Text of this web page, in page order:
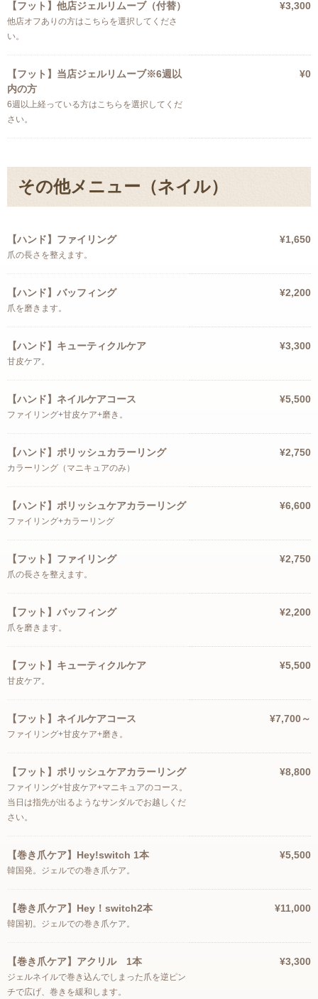
【フット】他店ジェルリムーブ（付替）
他店オフありの方はこちらを選択してくださ
い。
¥3,300
【フット】当店ジェルリムーブ※6週以
内の方
6週以上経っている方はこちらを選択してくだ
さい。
¥0
その他メニュー（ネイル）
【ハンド】ファイリング
爪の長さを整えます。
¥1,650
【ハンド】バッフィング
爪を磨きます。
¥2,200
【ハンド】キューティクルケア
甘皮ケア。
¥3,300
【ハンド】ネイルケアコース
ファイリング+甘皮ケア+磨き。
¥5,500
【ハンド】ポリッシュカラーリング
カラーリング（マニキュアのみ）
¥2,750
【ハンド】ポリッシュケアカラーリング
ファイリング+カラーリング
¥6,600
【フット】ファイリング
爪の長さを整えます。
¥2,750
【フット】バッフィング
爪を磨きます。
¥2,200
【フット】キューティクルケア
甘皮ケア。
¥5,500
【フット】ネイルケアコース
ファイリング+甘皮ケア+磨き。
¥7,700～
【フット】ポリッシュケアカラーリング
ファイリング+甘皮ケア+マニキュアのコース。
当日は指先が出るようなサンダルでお越しくだ
さい。
¥8,800
【巻き爪ケア】Hey!switch 1本
韓国発。ジェルでの巻き爪ケア。
¥5,500
【巻き爪ケア】Hey！switch2本
韓国初。ジェルでの巻き爪ケア。
¥11,000
【巻き爪ケア】アクリル 1本
ジェルネイルで巻き込んでしまった爪を逆ピン
チで広げ、巻きを緩和します。
¥3,300